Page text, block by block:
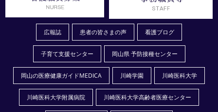
広報誌 患者の皆さまの声 看護ブログ
子育て支援センター 岡山県 予防接種センター
岡山の医療健康ガイドMEDICA 川崎学園 川崎医科大学
川崎医科大学附属病院 川崎医科大学高齢者医療センター